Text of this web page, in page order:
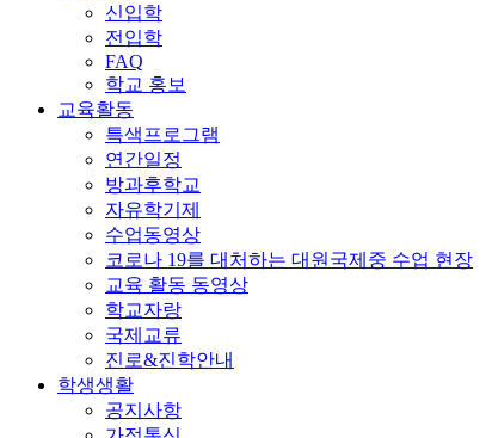
신입학
전입학
FAQ
학교 홍보
교육활동
특색프로그램
연간일정
방과후학교
자유학기제
수업동영상
코로나 19를 대처하는 대원국제중 수업 현장
교육 활동 동영상
학교자랑
국제교류
진로&진학안내
학생생활
공지사항